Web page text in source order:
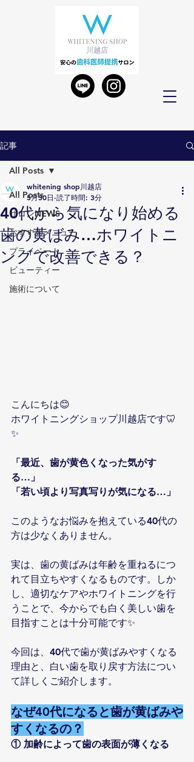
川越店
記事
All Posts
サロンNEWS
おすすめメニュー
プライベート
ビューティー
施術について
All Posts
40代から気になり始める
歯の黄ばみ…ホワイトニ
ングで改善できる？
whitening shop川越店
5月30日 読了時間: 3分
こんにちは😊
ホワイトニングショップ川越店です🦷
✨
「最近、歯が黄色くなった気がす
る…」
「若い頃より写真写りが気になる…」
このようなお悩みを抱えている40代の
方は少なくありません。
実は、歯の黄ばみは年齢を重ねるにつ
れて目立ちやすくなるものです。しか
し、適切なケアやホワイトニングを行
うことで、今からでも白く美しい歯を
目指すことは十分可能です✨
今回は、40代で歯が黄ばみやすくなる
理由と、白い歯を取り戻す方法につい
て詳しくご紹介します。
なぜ40代になると歯が黄ばみや
すくなるの？
① 加齢によって歯の表面が薄くなる